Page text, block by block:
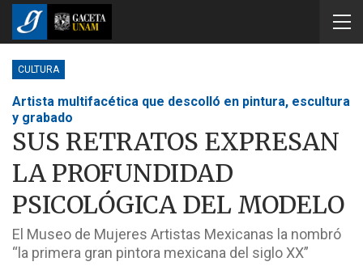
CULTURA
Artista multifacética que descolló en pintura, escultura
y grabado
SUS RETRATOS EXPRESAN
LA PROFUNDIDAD
PSICOLÓGICA DEL MODELO
El Museo de Mujeres Artistas Mexicanas la nombró
“la primera gran pintora mexicana del siglo XX”